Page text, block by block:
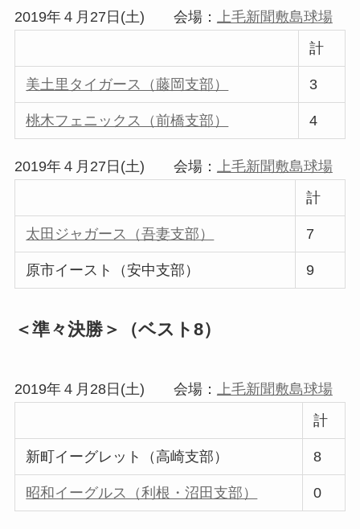
2019年４月27日(土) 会場： 上毛新聞敷島球場
計
美土里タイガース（藤岡支部） 3
桃木フェニックス（前橋支部） 4
2019年４月27日(土) 会場： 上毛新聞敷島球場
計
太田ジャガース（吾妻支部） 7
原市イースト（安中支部） 9
＜準々決勝＞（ベスト8）
2019年４月28日(土) 会場：
上毛新聞敷島球場
計
新町イーグレット（高崎支部） 8
昭和イーグルス（利根・沼田支部） 0